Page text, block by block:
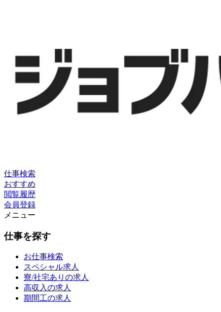
仕事検索
おすすめ
閲覧履歴
会員登録
メニュー
仕事を探す
お仕事検索
スペシャル求人
寮/社宅ありの求人
高収入の求人
期間工の求人